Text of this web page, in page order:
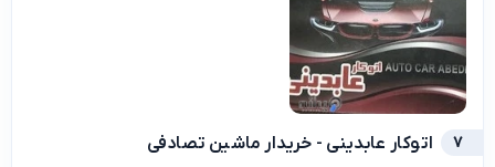
7 اتوکار عابدینی - خریدار ماشین تصادفی